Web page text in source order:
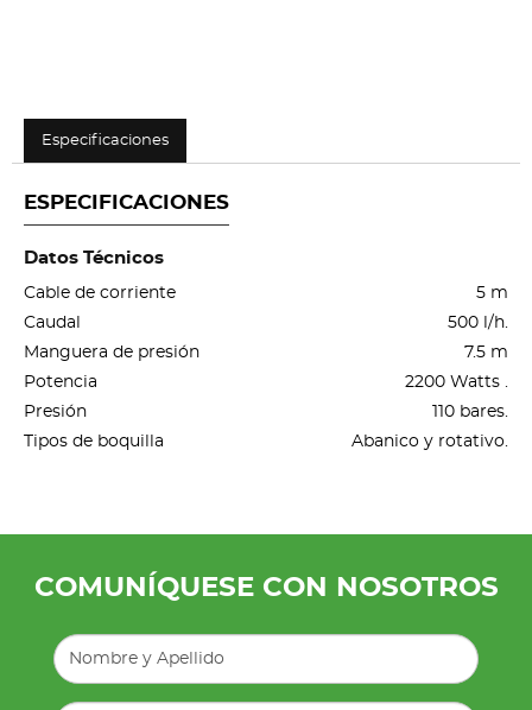
Especificaciones
ESPECIFICACIONES
Datos Técnicos
Cable de corriente
5 m
Caudal
500 l/h.
Manguera de presión
7.5 m
Potencia
2200 Watts .
Presión
110 bares.
Tipos de boquilla
Abanico y rotativo.
COMUNÍQUESE CON NOSOTROS